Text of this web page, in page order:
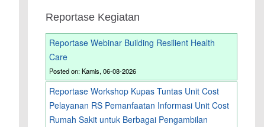
Reportase Kegiatan
Reportase Webinar Building Resilient Health
Care
Posted on: Kamis, 06-08-2026
Reportase Workshop Kupas Tuntas Unit Cost
Pelayanan RS Pemanfaatan Informasi Unit Cost
Rumah Sakit untuk Berbagai Pengambilan